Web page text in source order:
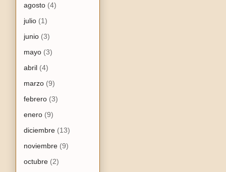
agosto (4)
julio (1)
junio (3)
mayo (3)
abril (4)
marzo (9)
febrero (3)
enero (9)
diciembre (13)
noviembre (9)
octubre (2)